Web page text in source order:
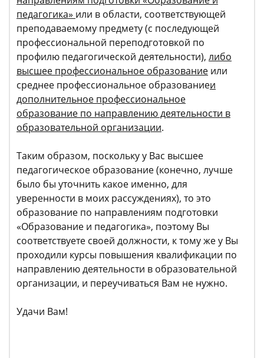
педагогика» или в области, соответствующей
преподаваемому предмету (с последующей
профессиональной переподготовкой по
профилю педагогической деятельности), либо
высшее профессиональное образование или
среднее профессиональное образованиеи
дополнительное профессиональное
образование по направлению деятельности в
образовательной организации.
Таким образом, поскольку у Вас высшее
педагогическое образование (конечно, лучше
было бы уточнить какое именно, для
уверенности в моих рассуждениях), то это
образование по направлениям подготовки
«Образование и педагогика», поэтому Вы
соответствуете своей должности, к тому же у Вы
проходили курсы повышения квалификации по
направлению деятельности в образовательной
организации, и переучиваться Вам не нужно.
Удачи Вам!